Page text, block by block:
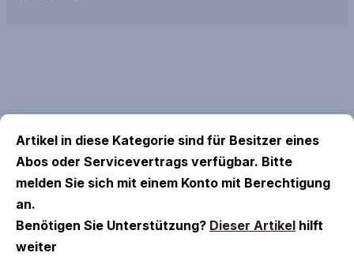
Artikel in diese Kategorie sind für Besitzer eines
Abos oder Servicevertrags verfügbar. Bitte
melden Sie sich mit einem Konto mit Berechtigung
an.
Benötigen Sie Unterstützung? Dieser Artikel hilft
weiter